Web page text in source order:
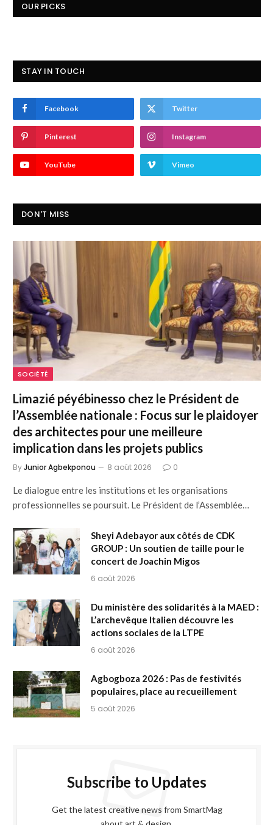
OUR PICKS
STAY IN TOUCH
Facebook Twitter
Pinterest Instagram
YouTube Vimeo
DON'T MISS
SOCIÉTÉ
Limazié péyébinesso chez le Président de
l’Assemblée nationale : Focus sur le plaidoyer
des architectes pour une meilleure
implication dans les projets publics
ByJunior Agbekponou 8 août 2026 0
Le dialogue entre les institutions et les organisations
professionnelles se poursuit. Le Président de l’Assemblée…
Sheyi Adebayor aux côtés de CDK
GROUP : Un soutien de taille pour le
concert de Joachin Migos
6 août 2026
Du ministère des solidarités à la MAED :
L’archevêque Italien découvre les
actions sociales de la LTPE
6 août 2026
Agbogboza 2026 : Pas de festivités
populaires, place au recueillement
5 août 2026
Subscribe to Updates
Get the latest creative news from SmartMag